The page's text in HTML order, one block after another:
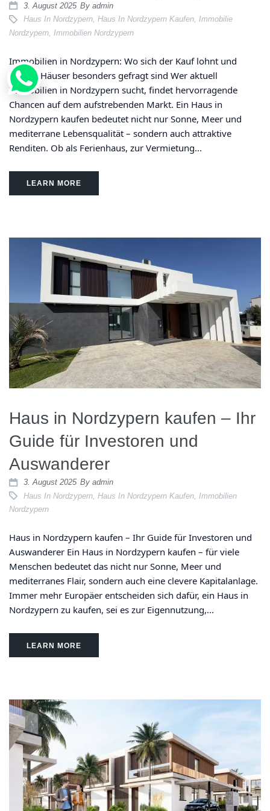
3. August 2025 By admin
Haus In Nordzypern, Haus In Nordzypern Kaufen, Immobilie
Nordzypern Immobilien Nordzypern
Immobilien in Nordzypern: Wo sich der Kauf lohnt und
welche Häuser besonders gefragt sind Wer aktuell
Immobilien in Nordzypern sucht, findet hervorragende
Chancen auf dem aufstrebenden Markt. Ein Haus in
Nordzypern kaufen bedeutet nicht nur Sonne, Meer und
mediterrane Lebensqualität – sondern auch attraktive
Renditen. Ob als Ferienhaus, zur Vermietung...
LEARN MORE
Haus in Nordzypern kaufen – Ihr
Guide für Investoren und
Auswanderer
3. August 2025 By admin
Haus In Nordzypern Haus In Nordzypern Kaufen Immobilien
Nordzypern
Haus in Nordzypern kaufen – Ihr Guide für Investoren und
Auswanderer Ein Haus in Nordzypern kaufen – für viele
Menschen bedeutet das nicht nur Sonne, Meer und
mediterranes Flair, sondern auch eine clevere Kapitalanlage.
Immer mehr Europäer entscheiden sich dafür, ein Haus in
Nordzypern zu kaufen, sei es zur Eigennutzung,...
LEARN MORE